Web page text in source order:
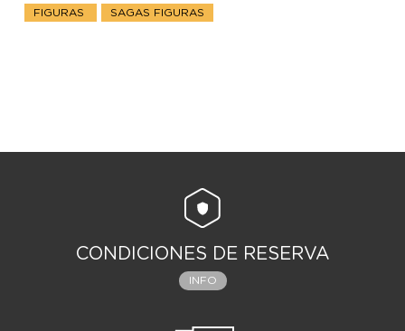
FIGURAS SAGAS FIGURAS
CONDICIONES DE RESERVA
INFO